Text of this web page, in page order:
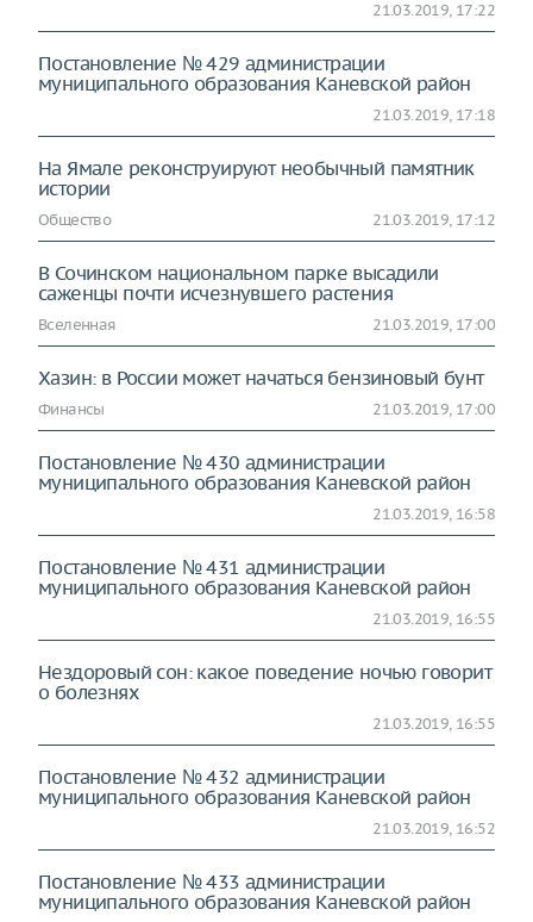
21.03.2019, 17:22
Постановление № 429 администрации
муниципального образования Каневской район
21.03.2019, 17:18
На Ямале реконструируют необычный памятник
истории
Общество 21.03.2019, 17:12
В Сочинском национальном парке высадили
саженцы почти исчезнувшего растения
Вселенная 21.03.2019, 17:00
Хазин: в России может начаться бензиновый бунт
Финансы 21.03.2019, 17:00
Постановление № 430 администрации
муниципального образования Каневской район
21.03.2019, 16:58
Постановление № 431 администрации
муниципального образования Каневской район
21.03.2019, 16:55
Нездоровый сон: какое поведение ночью говорит
о болезнях
21.03.2019, 16:55
Постановление № 432 администрации
муниципального образования Каневской район
21.03.2019, 16:52
Постановление № 433 администрации
муниципального образования Каневской район